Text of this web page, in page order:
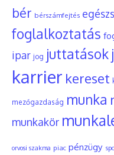
bér bérszámfejtés
foglalkoztatás
ipar jog juttatások
karrier kereset
mezőgazdaság munka
munkakör
orvosi szakma piac pénzügy